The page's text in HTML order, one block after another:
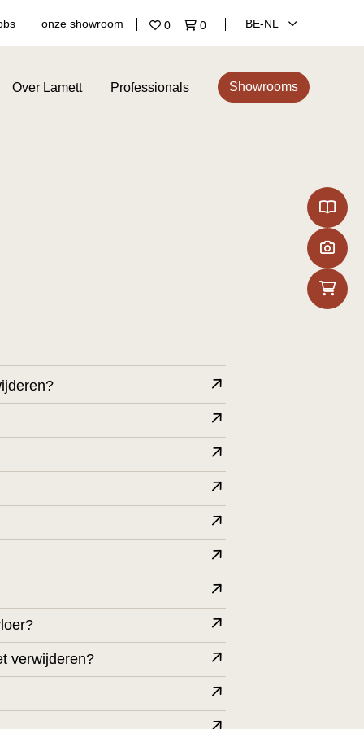
onze showroom 0 0 BE‑NL
Over Lamett Professionals Showrooms
verwijderen?